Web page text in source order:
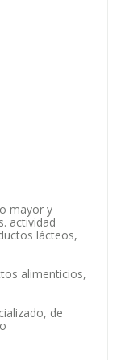
mayor y
actividad
lácteos,
alimenticios,
de